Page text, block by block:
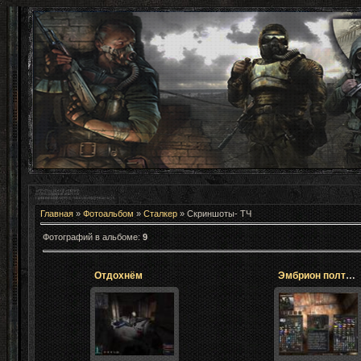
Главная» Фотоальбом » Сталкер» Скриншоты- ТЧ
Фотографий в альбоме: 9
Отдохнём
28.04.2014
DimaSIK(STALKER)
Эмбрион полтергейста
05.02.2012
Очень редкая
вещь.Можно
найти только
попутно